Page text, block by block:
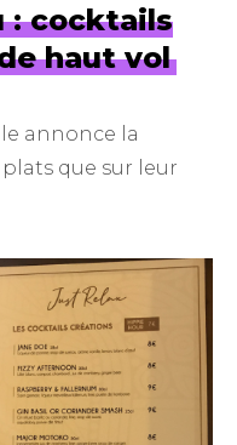
: cocktails
haut vol
annonce la
que sur leur